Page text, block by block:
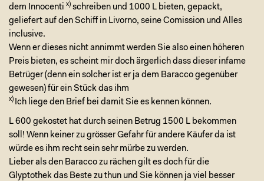
dem Innocenti x) schreiben und 1000 L bieten, gepackt,
geliefert auf den Schiff in Livorno, seine Comission und Alles
inclusive.
Wenn er dieses nicht annimmt werden Sie also einen höheren
Preis bieten, es scheint mir doch ärgerlich dass dieser infame
Betrüger (denn ein solcher ist er ja dem Baracco gegenüber
gewesen) für ein Stück das ihm
x) Ich liege den Brief bei damit Sie es kennen können.
L 600 gekostet hat durch seinen Betrug 1500 L bekommen
soll! Wenn keiner zu grösser Gefahr für andere Käufer da ist
würde es ihm recht sein sehr mürbe zu werden.
Lieber als den Baracco zu rächen gilt es doch für die
Glyptothek das Beste zu thun und Sie können ja viel besser